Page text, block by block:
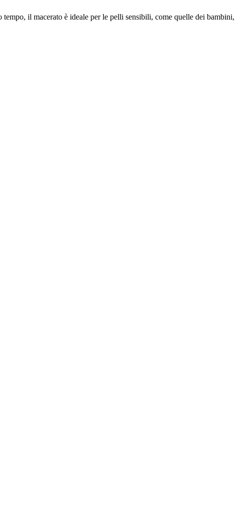
il macerato è ideale per le pelli sensibili, come quelle dei bambini,